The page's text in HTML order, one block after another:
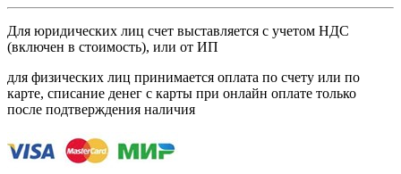
Для юридических лиц счет выставляется с учетом НДС
(включен в стоимость), или от ИП
для физических лиц принимается оплата по счету или по
карте, списание денег с карты при онлайн оплате только
после подтверждения наличия